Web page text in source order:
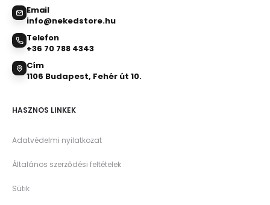
Email
info@nekedstore.hu
Telefon
+36 70 788 4343
Cím
1106 Budapest, Fehér út 10.
HASZNOS LINKEK
Adatvédelmi nyilatkozat
Általános szerződési feltételek
Sütik